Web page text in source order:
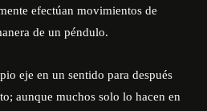
efectúan movimientos de
de un péndulo.
eje en un sentido para después
aunque muchos solo lo hacen en